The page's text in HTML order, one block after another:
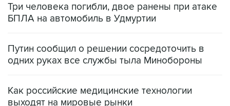
Путин сообщил о решении сосредоточить в
Как российские медицинские технологии
Социальная реклама, АНО «Национальные приоритеты».
ИНН 7725383515 Erid: F7NfYUJCUneVdTRF8PRs